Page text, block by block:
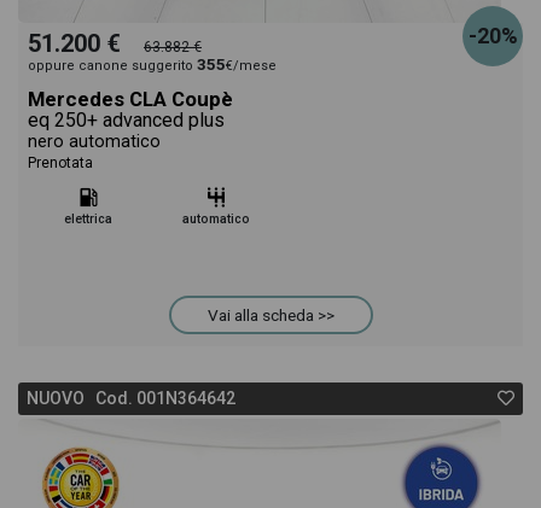
-20%
51.200 € 63.882 €
oppure canone suggerito 355€/mese
Mercedes CLA Coupè
eq 250+ advanced plus
nero automatico
Prenotata
elettrica automatico
Vai alla scheda >>
NUOVO Cod. 001N364642